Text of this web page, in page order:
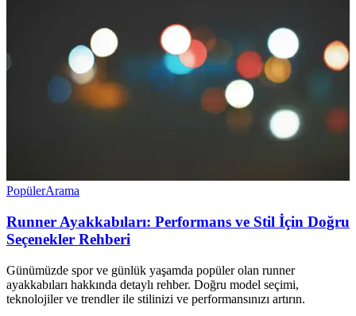
PopülerArama
Runner Ayakkabıları: Performans ve Stil İçin Doğru
Seçenekler Rehberi
Günümüzde spor ve günlük yaşamda popüler olan runner
ayakkabıları hakkında detaylı rehber. Doğru model seçimi,
teknolojiler ve trendler ile stilinizi ve performansınızı artırın.